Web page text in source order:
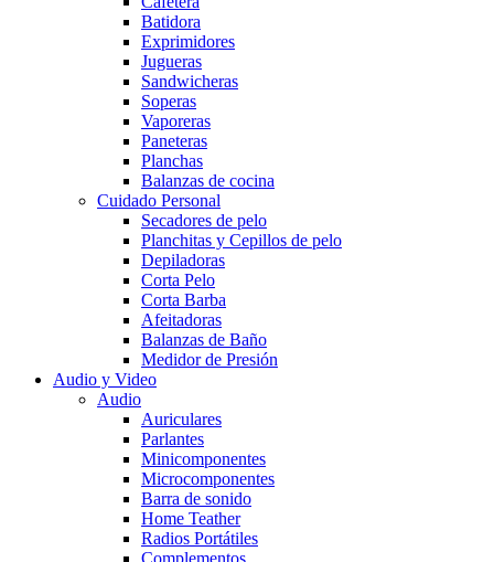
Batidora
Exprimidores
Jugueras
Sandwicheras
Soperas
Vaporeras
Paneteras
Planchas
Balanzas de cocina
Cuidado Personal
Secadores de pelo
Planchitas y Cepillos de pelo
Depiladoras
Corta Pelo
Corta Barba
Afeitadoras
Balanzas de Baño
Medidor de Presión
Audio y Video
Audio
Auriculares
Parlantes
Minicomponentes
Microcomponentes
Barra de sonido
Home Teather
Radios Portátiles
Complementos